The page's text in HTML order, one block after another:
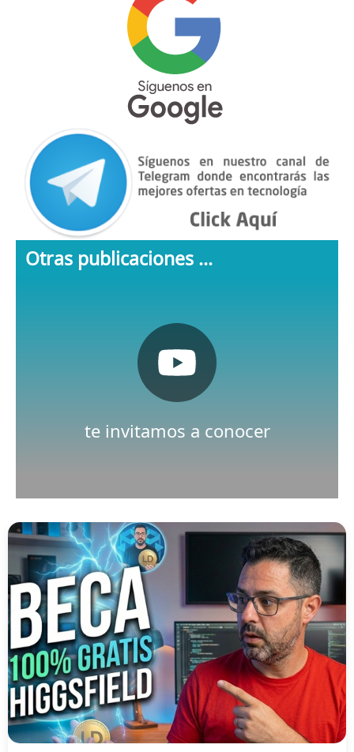
Otras publicaciones ...
te invitamos a conocer
Nuestro canal de Youtube
Pulsa aquí